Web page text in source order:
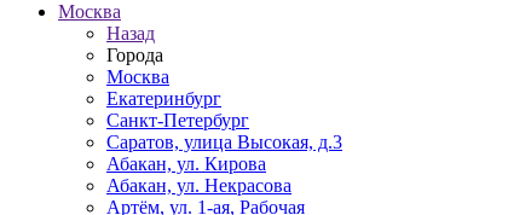
Москва
Назад
Города
Москва
Екатеринбург
Санкт-Петербург
Саратов, улица Высокая, д.3
Абакан, ул. Кирова
Абакан, ул. Некрасова
Артём, ул. 1-ая, Рабочая